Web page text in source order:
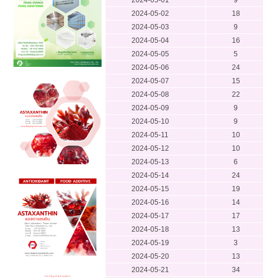
2024-05-02
18
2024-05-03
9
2024-05-04
16
2024-05-05
5
2024-05-06
24
2024-05-07
15
2024-05-08
22
2024-05-09
9
2024-05-10
9
2024-05-11
10
2024-05-12
10
2024-05-13
6
2024-05-14
24
2024-05-15
19
2024-05-16
14
2024-05-17
17
2024-05-18
13
2024-05-19
3
2024-05-20
13
2024-05-21
34